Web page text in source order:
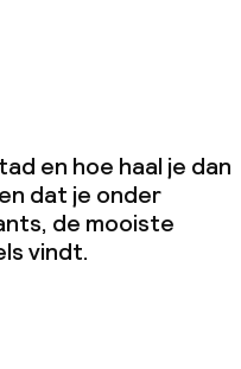
en hoe haal je dan
dat je onder
de mooiste
vindt.